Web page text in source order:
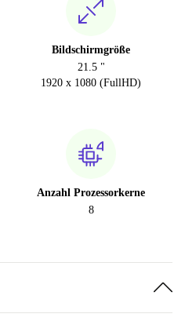
Bildschirmgröße
21.5 "
1920 x 1080 (FullHD)
Anzahl Prozessorkerne
8